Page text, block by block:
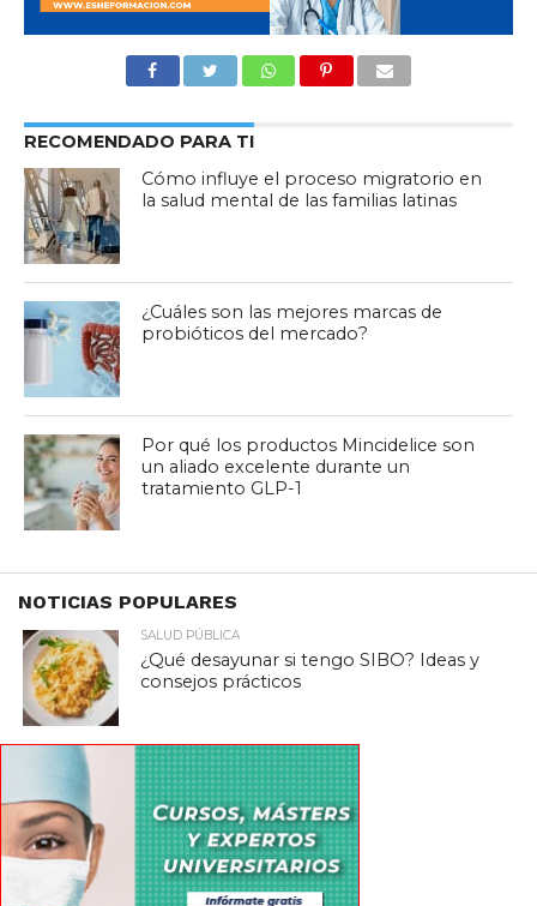
RECOMENDADO PARA TI
Cómo influye el proceso migratorio en
la salud mental de las familias latinas
¿Cuáles son las mejores marcas de
probióticos del mercado?
Por qué los productos Mincidelice son
un aliado excelente durante un
tratamiento GLP-1
NOTICIAS POPULARES
SALUD PÚBLICA
¿Qué desayunar si tengo SIBO? Ideas y
consejos prácticos